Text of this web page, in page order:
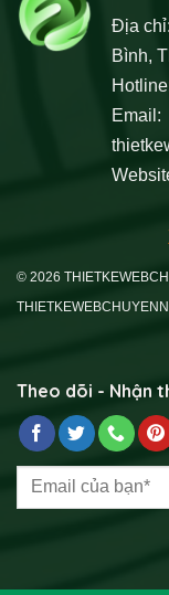
Địa
Bình,
Email:
© 2026
Theo dõi - Nhận